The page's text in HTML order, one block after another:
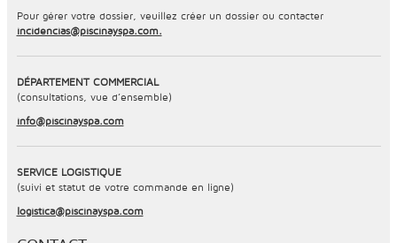
Pour gérer votre dossier, veuillez créer un dossier ou contacter
incidencias@piscinayspa.com.
DÉPARTEMENT COMMERCIAL
(consultations, vue d’ensemble)
info@piscinayspa.com
SERVICE LOGISTIQUE
(suivi et statut de votre commande en ligne)
logistica@piscinayspa.com